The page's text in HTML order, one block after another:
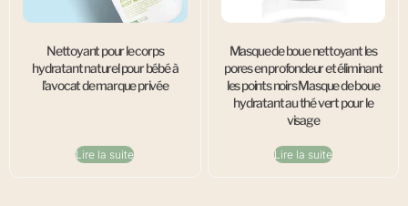
Nettoyant pour le corps
hydratant naturel pour bébé à
l’avocat de marque privée
Lire la suite
Masque de boue nettoyant les
pores en profondeur et éliminant
les points noirs Masque de boue
hydratant au thé vert pour le
visage
Lire la suite